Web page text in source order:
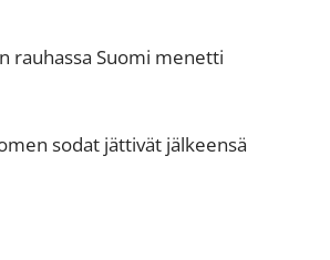
rauhassa Suomi menetti
sodat jättivät jälkeensä